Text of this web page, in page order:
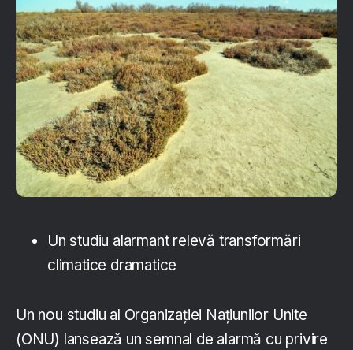
Un studiu alarmant relevă transformări
climatice dramatice
Un nou studiu al Organizației Națiunilor Unite
(ONU) lansează un semnal de alarmă cu privire